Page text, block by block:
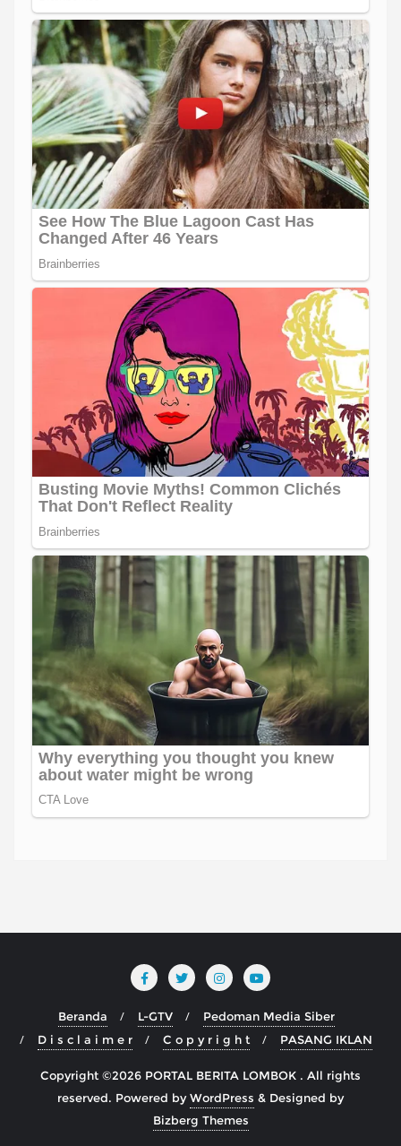
Beranda L-GTV
Pedoman Media Siber
D i s c l a i m e r
C o p y r i g h t PASANG IKLAN
Copyright ©2026 PORTAL BERITA LOMBOK . All rights
reserved. Powered byWordPress & Designed by
Bizberg Themes